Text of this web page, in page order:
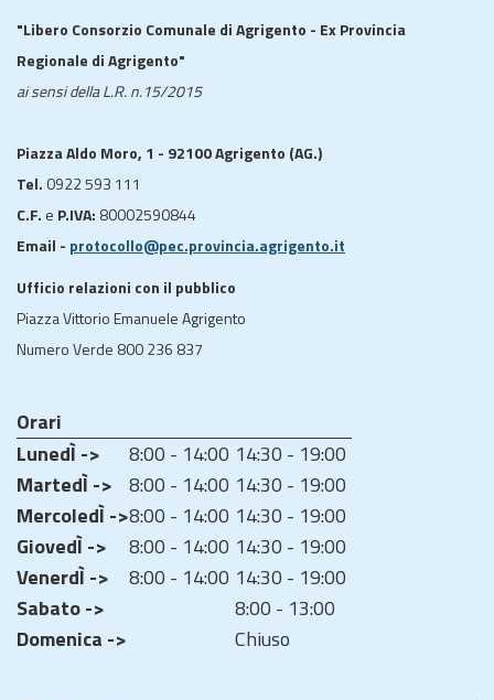
"Libero Consorzio Comunale di Agrigento - Ex Provincia
Regionale di Agrigento"
ai sensi della L.R. n.15/2015
Piazza Aldo Moro, 1 - 92100 Agrigento (AG.)
Tel. 0922 593 111
C.F. e P.IVA: 80002590844
Email - protocollo@pec.provincia.agrigento.it
Ufficio relazioni con il pubblico
Piazza Vittorio Emanuele Agrigento
Numero Verde 800 236 837
Orari
LunedÌ ->
8:00 - 14:00 14:30 - 19:00
MartedÌ -> 8:00 - 14:00 14:30 - 19:00
MercoledÌ ->8:00 - 14:00 14:30 - 19:00
GiovedÌ ->
8:00 - 14:00 14:30 - 19:00
VenerdÌ ->
8:00 - 14:00 14:30 - 19:00
Sabato ->
8:00 - 13:00
Domenica ->
Chiuso